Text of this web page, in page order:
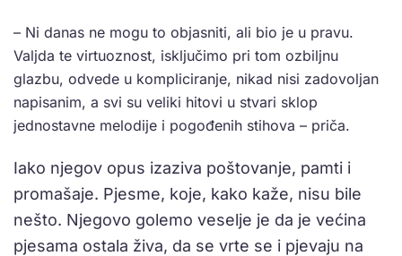
– Ni danas ne mogu to objasniti, ali bio je u pravu.
Valjda te virtuoznost, isključimo pri tom ozbiljnu
glazbu, odvede u kompliciranje, nikad nisi zadovoljan
napisanim, a svi su veliki hitovi u stvari sklop
jednostavne melodije i pogođenih stihova – priča.
Iako njegov opus izaziva poštovanje, pamti i
promašaje. Pjesme, koje, kako kaže, nisu bile
nešto. Njegovo golemo veselje je da je većina
pjesama ostala živa, da se vrte se i pjevaju na